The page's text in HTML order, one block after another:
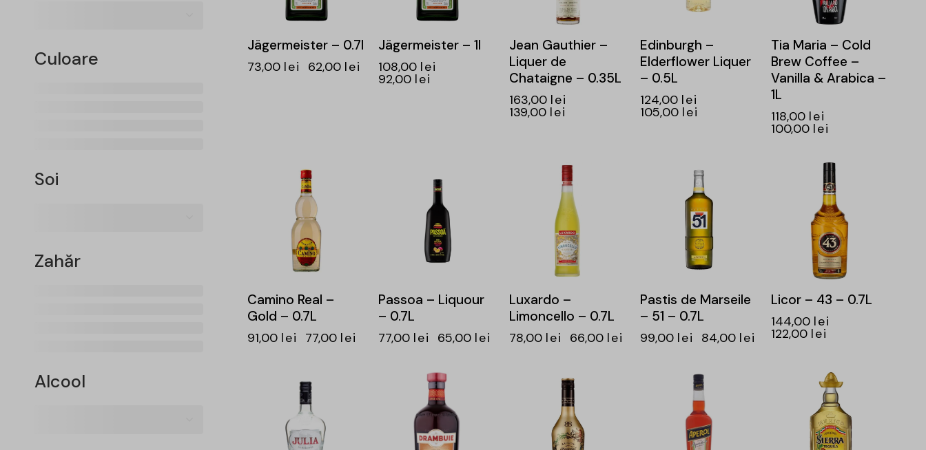
Jägermeister – 0.7l
73,00 lei 62,00 lei
Jägermeister – 1l
108,00 lei
92,00 lei
Jean Gauthier –
Liquer de
Chataigne – 0.35L
163,00 lei
139,00 lei
Edinburgh –
Elderflower Liquer
– 0.5L
124,00 lei
105,00 lei
Tia Maria – Cold
Brew Coffee –
Vanilla & Arabica –
1L
118,00 lei
100,00 lei
Camino Real –
Gold – 0.7L
91,00 lei 77,00 lei
Passoa – Liquour
– 0.7L
77,00 lei 65,00 lei
Luxardo –
Limoncello – 0.7L
78,00 lei 66,00 lei
Pastis de Marseile
– 51 – 0.7L
99,00 lei 84,00 lei
Licor – 43 – 0.7L
144,00 lei
122,00 lei
Culoare
Soi
Zahăr
Alcool